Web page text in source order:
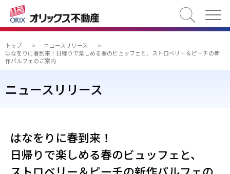
検索
トップ > ニュースリリース
>
はなをりに春到来！日帰りで楽しめる春のビュッフェと、ストロベリー＆ピーチの新
作パルフェのご案内
ニュースリリース
はなをりに春到来！
日帰りで楽しめる春のビュッフェと、